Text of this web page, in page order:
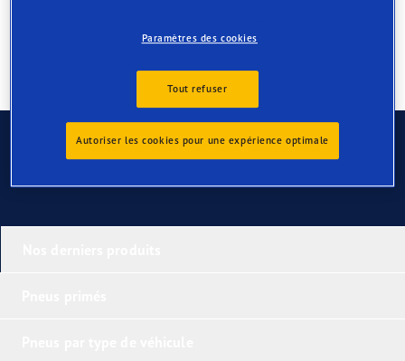
Contactez-nous
Paramètres des cookies
Tout refuser
Autoriser les cookies pour une expérience optimale